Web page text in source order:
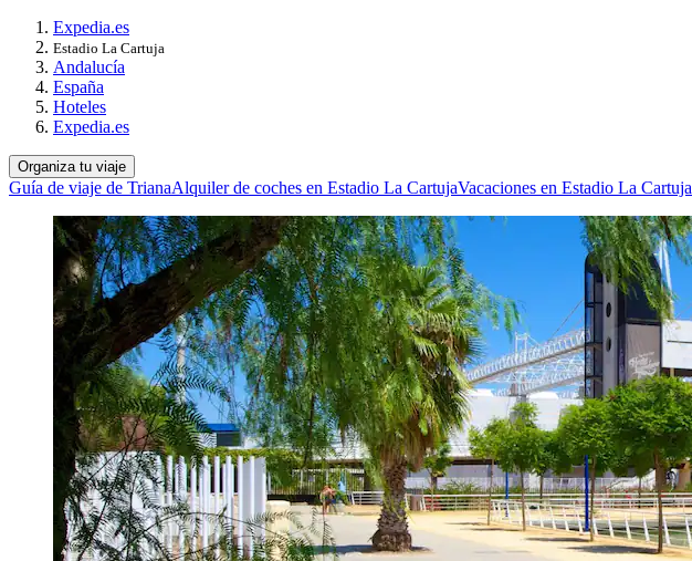
Expedia.es
Estadio La Cartuja
Andalucía
España
Hoteles
Expedia.es
Organiza tu viaje
Guía de viaje de TrianaAlquiler de coches en Estadio La CartujaVacaciones en Estadio La Cartuja